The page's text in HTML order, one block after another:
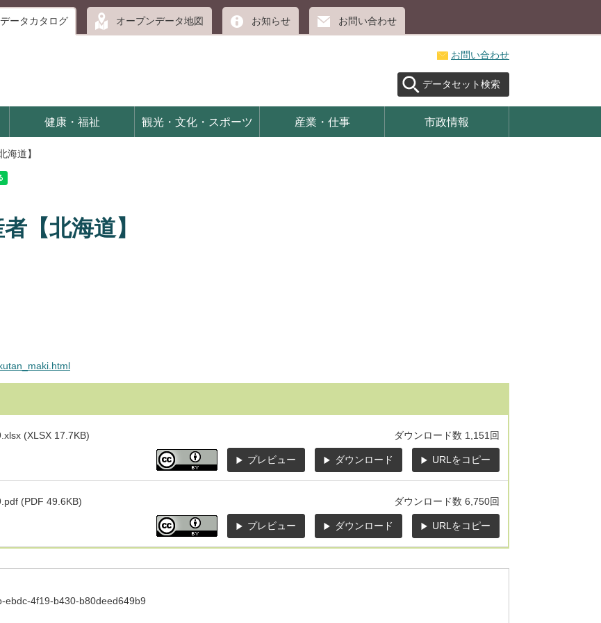
データカタログ オープンデータ地図 お知らせ お問い合わせ
お問い合わせ
データセット検索
健康・福祉 観光・文化・スポーツ 産業・仕事 市政情報
海道】
【北海道】
(XLSX 17.7KB) ダウンロード数 1,151回
プレビュー ダウンロード URLをコピー
(PDF 49.6KB) ダウンロード数 6,750回
プレビュー ダウンロード URLをコピー
ebdc-4f19-b430-b80deed649b9